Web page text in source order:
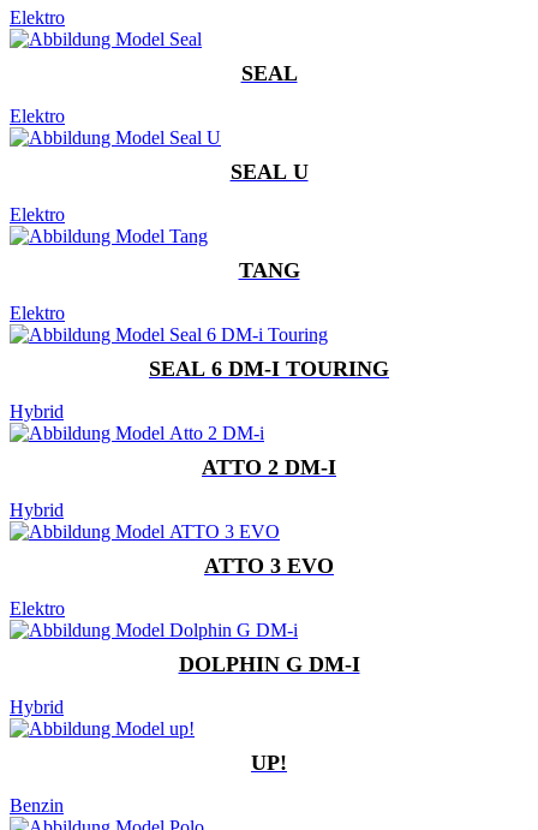
Elektro
SEAL
Elektro
SEAL U
Elektro
TANG
Elektro
SEAL 6 DM-I TOURING
Hybrid
ATTO 2 DM-I
Hybrid
ATTO 3 EVO
Elektro
DOLPHIN G DM-I
Hybrid
UP!
Benzin